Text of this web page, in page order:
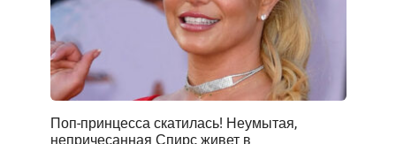
Поп-принцесса скатилась! Неумытая,
непричесанная Спирс живет в